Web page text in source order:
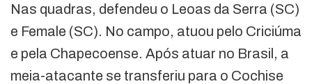
Nas quadras, defendeu o Leoas da Serra (SC)
e Female (SC). No campo, atuou pelo Criciúma
e pela Chapecoense. Após atuar no Brasil, a
meia-atacante se transferiu para o Cochise